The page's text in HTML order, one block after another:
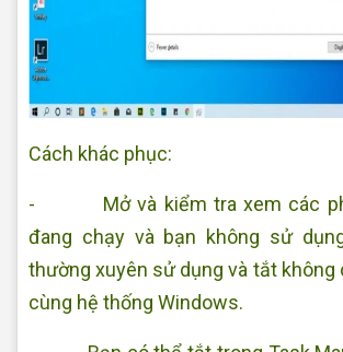
Cách khác phục:
- Mở và kiểm tra xem các
đang chạy và bạn không sử
thường xuyên sử dụng và tắt không
cùng hệ thống Windows.